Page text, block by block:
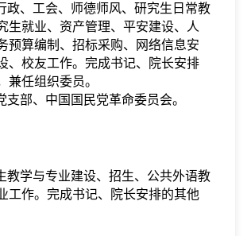
政、工会、师德师风、研究生日常教
生就业、资产管理、平安建设、人
预算编制、招标采购、网络信息安
、校友工作。完成书记、院长安排
兼任组织委员。
支部、中国国民党革命委员会。
教学与专业建设、招生、公共外语教
工作。完成书记、院长安排的其他